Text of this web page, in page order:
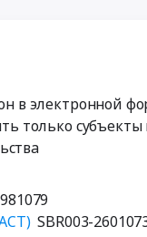
в электронной
только
SBR003-